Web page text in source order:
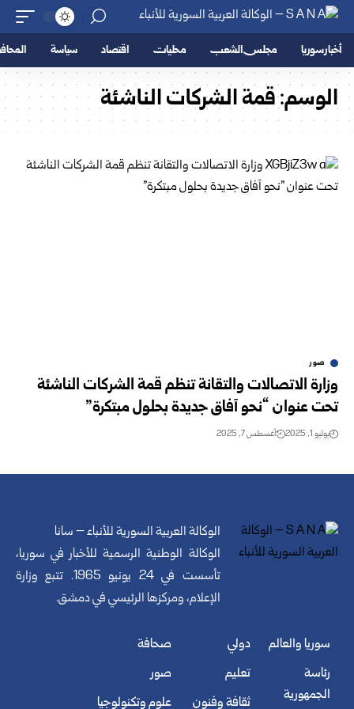
أخبار سوريا مجلس الشعب محليات اقتصاد سياسة
الوسم:قمة الشركات الناشئة
صور
وزارة الاتصالات والتقانة تنظم قمة الشركات الناشئة
تحت عنوان “نحو آفاق جديدة بحلول مبتكرة”
يوليو 1, 2025 أغسطس 7, 2025
الوكالة العربية السورية للأنباء – سانا
الوكالة الوطنية الرسمية للأخبار في سوريا،
تأسست في 24 يونيو 1965. تتبع وزارة
الإعلام، ومركزها الرئيسي في دمشق.
سوريا والعالم
رئاسة
الجمهورية
دولي
تعليم
ثقافة وفنون
صحافة
صور
علوم وتكنولوجيا